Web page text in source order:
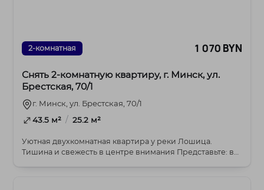
2-комнатная 1 070 BYN
Снять 2-комнатную квартиру, г. Минск, ул.
Брестская, 70/1
г. Минск, ул. Брестская, 70/1
43.5 м² / 25.2 м²
Уютная двухкомнатная квартира у реки Лошица.
Тишина и свежесть в центре внимания Представьте: вы